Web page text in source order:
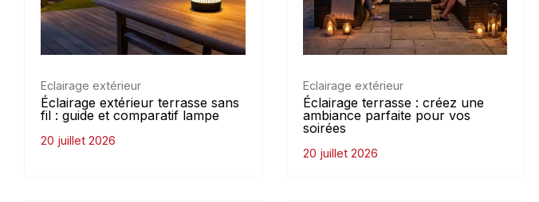
Eclairage extérieur
Éclairage extérieur terrasse sans
fil : guide et comparatif lampe
20 juillet 2026
Eclairage extérieur
Éclairage terrasse : créez une
ambiance parfaite pour vos
soirées
20 juillet 2026